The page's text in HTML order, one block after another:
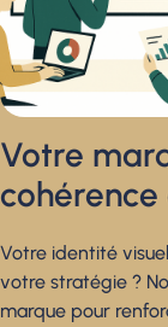
Votre
Votre identité
votre stratégie ?
marque pour